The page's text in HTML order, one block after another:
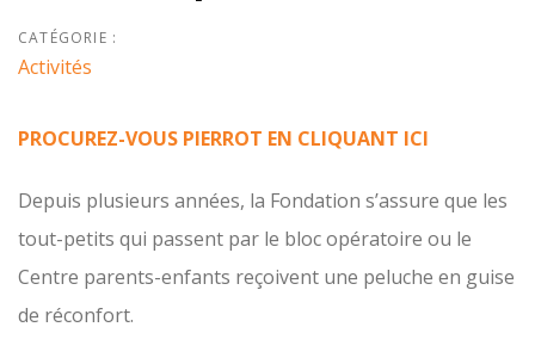
CATÉGORIE :
Activités
PROCUREZ-VOUS PIERROT EN CLIQUANT ICI
Depuis plusieurs années, la Fondation s’assure que les
tout-petits qui passent par le bloc opératoire ou le
Centre parents-enfants reçoivent une peluche en guise
de réconfort.